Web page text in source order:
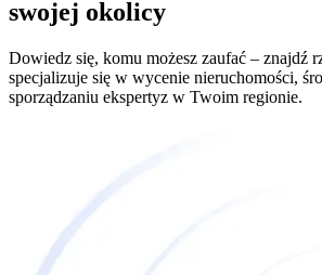
swojej okolicy
Dowiedz się, komu możesz zaufać – znajdź
specjalizuje się w wycenie nieruchomości,
sporządzaniu ekspertyz w Twoim regionie.